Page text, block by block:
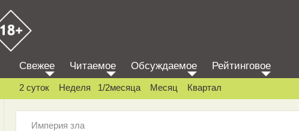
Свежее Читаемое Обсуждаемое Рейтинговое
2 суток Неделя 1/2месяца Месяц Квартал
Империя зла